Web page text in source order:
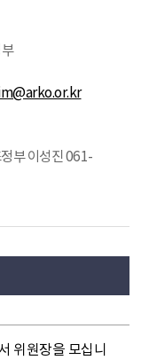
부 이성진 061-
위원장을 모십니